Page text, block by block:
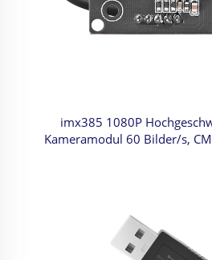
imx385 1080P
Kameramodul 60 Bilder/s,